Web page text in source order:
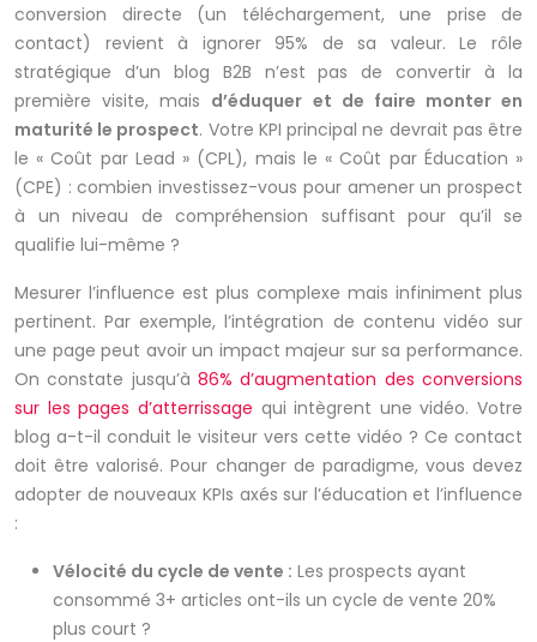
conversion directe (un téléchargement, une prise de
contact) revient à ignorer 95% de sa valeur. Le rôle
stratégique d’un blog B2B n’est pas de convertir à la
première visite, mais d’éduquer et de faire monter en
maturité le prospect. Votre KPI principal ne devrait pas être
le « Coût par Lead » (CPL), mais le « Coût par Éducation »
(CPE) : combien investissez-vous pour amener un prospect
à un niveau de compréhension suffisant pour qu’il se
qualifie lui-même ?
Mesurer l’influence est plus complexe mais infiniment plus
pertinent. Par exemple, l’intégration de contenu vidéo sur
une page peut avoir un impact majeur sur sa performance.
On constate jusqu’à 86% d’augmentation des conversions
sur les pages d’atterrissage qui intègrent une vidéo. Votre
blog a-t-il conduit le visiteur vers cette vidéo ? Ce contact
doit être valorisé. Pour changer de paradigme, vous devez
adopter de nouveaux KPIs axés sur l’éducation et l’influence
:
Vélocité du cycle de vente : Les prospects ayant
consommé 3+ articles ont-ils un cycle de vente 20%
plus court ?